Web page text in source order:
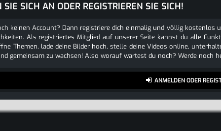
SIE SICH AN ODER REGISTRIEREN SIE SICH!
keinen Account? Dann registriere dich einmalig und völlig kostenlos
Als registriertes Mitglied auf unserer Seite kannst du alle
Themen, lade deine Bilder hoch, stelle deine Videos online,
gemeinsam zu wachsen! Also worauf wartest du noch? Werde noch
ANMELDEN ODER